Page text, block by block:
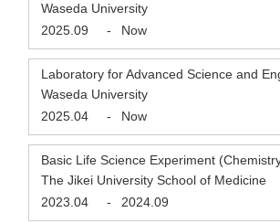
Waseda University
2025.09
- Now
Laboratory for Advanced Science and
Waseda University
2025.04
- Now
Basic Life Science Experiment
The Jikei University School of Medicine
2023.04
- 2024.09